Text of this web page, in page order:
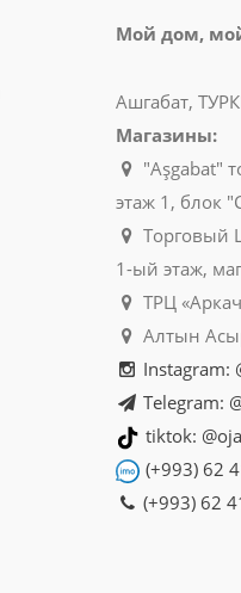
Мой дом,
Ашгабат,
Магазины:
"Aşgabat"
этаж 1, блок
Торговый
1-ый этаж,
ТРЦ
Алтын
Instagram:
Telegram:
tiktok:
(+993) 62
(+993) 62